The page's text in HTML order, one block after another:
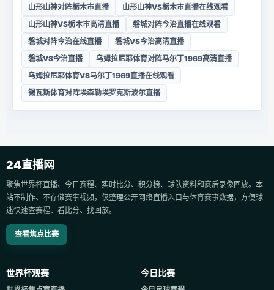
山形山神对阵栃木市直播
山形山神VS栃木市直播在线观看
山形山神VS栃木市高清直播
磐城对阵今治直播在线观看
磐城对阵今治在线直播
磐城VS今治高清直播
磐城VS今治直播
乌姆拉尼耶体育对阵马尔丁1969高清直播
乌姆拉尼耶体育VS马尔丁1969直播在线观看
锡瓦斯体育对阵埃森勒埃罗克斯波尔直播
24直播网
聚焦世界杯直播、今日赛程、实时比分、积分榜、球队资料和赛后录像回放。本
站不制作、不存储赛事视频，仅整理公开网络直播入口与体育赛事数据，方便球
迷快速查赛程、看比分、找回放。
查看焦点比赛
世界杯观赛 今日比赛